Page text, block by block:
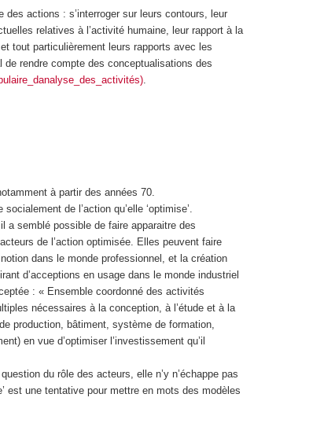
des actions : s’interroger sur leurs contours, leur
relatives à l’activité humaine, leur rapport à la
tout particulièrement leurs rapports avec les
de rendre compte des conceptualisations des
à partir des années 70.
de l’action qu’elle ‘optimise’.
a semblé possible de faire apparaitre des
de l’action optimisée. Elles peuvent faire
notion dans le monde professionnel, et la création
d’acceptions en usage dans le monde industriel
: « Ensemble coordonné des activités
nécessaires à la conception, à l’étude et à la
production, bâtiment, système de formation,
en vue d’optimiser l’investissement qu’il
du rôle des acteurs, elle n’y n’échappe pas
est une tentative pour mettre en mots des modèles